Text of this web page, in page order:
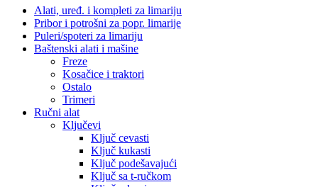
Alati, uređ. i kompleti za limariju
Pribor i potrošni za popr. limarije
Puleri/spoteri za limariju
Baštenski alati i mašine
Freze
Kosačice i traktori
Ostalo
Trimeri
Ručni alat
Ključevi
Ključ cevasti
Ključ kukasti
Ključ podešavajući
Ključ sa t-ručkom